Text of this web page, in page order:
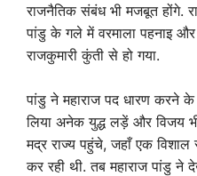
राजनैतिक संबंध भी मजबूत होंगे.
पांडु के गले में वरमाला पहनाइ और
राजकुमारी कुंती से हो गया.
पांडु ने महाराज पद धारण करने
लिया अनेक युद्ध लड़ें और विजय
मद्र राज्य पहुंचे, जहाँ एक विशाल
कर रही थी. तब महाराज पांडु ने